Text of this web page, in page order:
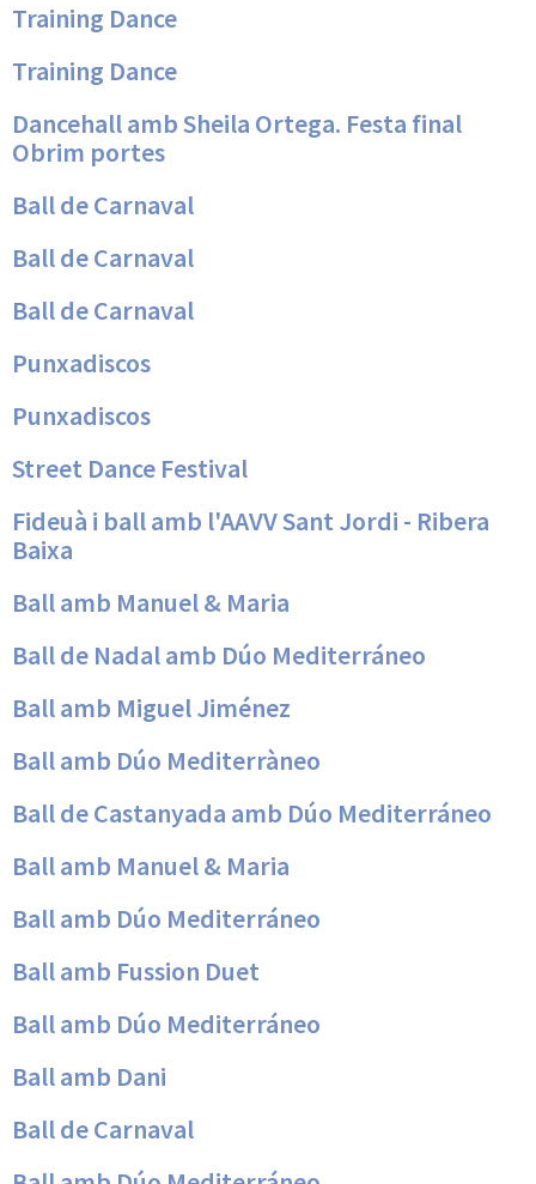
Training Dance
Training Dance
Dancehall amb Sheila Ortega. Festa final
Obrim portes
Ball de Carnaval
Ball de Carnaval
Ball de Carnaval
Punxadiscos
Punxadiscos
Street Dance Festival
Fideuà i ball amb l'AAVV Sant Jordi - Ribera
Baixa
Ball amb Manuel & Maria
Ball de Nadal amb Dúo Mediterráneo
Ball amb Miguel Jiménez
Ball amb Dúo Mediterràneo
Ball de Castanyada amb Dúo Mediterráneo
Ball amb Manuel & Maria
Ball amb Dúo Mediterráneo
Ball amb Fussion Duet
Ball amb Dúo Mediterráneo
Ball amb Dani
Ball de Carnaval